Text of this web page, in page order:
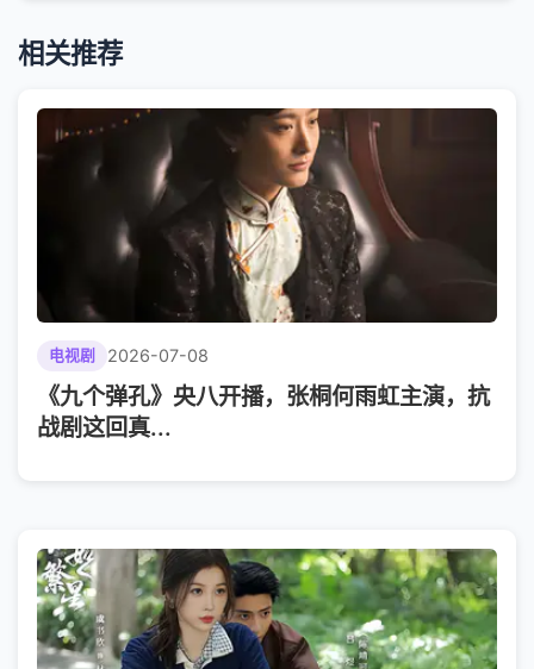
相关推荐
电视剧 2026-07-08
《九个弹孔》央八开播，张桐何雨虹主演，抗
战剧这回真...